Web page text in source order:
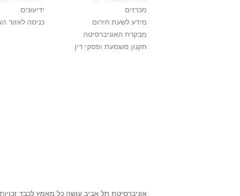
מכרזים
מידע לשעת חירום
מבקרת האוניברסיטה
תקנון משמעת ופסקי דין
ידיעונים
כניסה לאזור
אוניברסיטת תל אביב עושה כל מאמץ לכבד